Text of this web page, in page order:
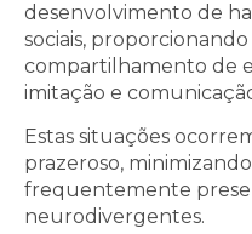
desenvolvimento de
sociais,
compartilhamento de
imitação e
Estas situações
prazeroso, minimizando
frequentemente
neurodivergentes.